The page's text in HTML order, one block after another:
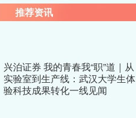
推荐资讯
兴泊证券 我的青春我“职”道｜从
实验室到生产线：武汉大学生体
验科技成果转化一线见闻